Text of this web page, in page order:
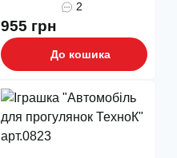
2
955 грн
До кошика